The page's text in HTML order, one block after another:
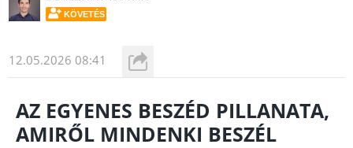
KÖVETÉS
12.05.2026 08:41
AZ EGYENES BESZÉD PILLANATA,
AMIRŐL MINDENKI BESZÉL